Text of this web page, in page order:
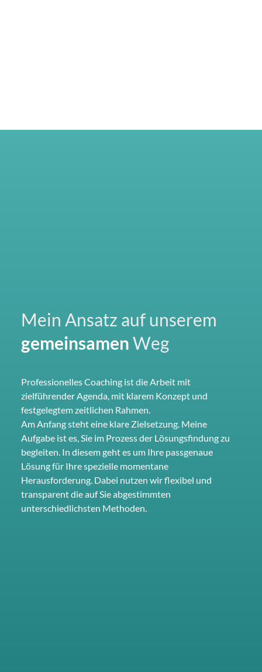
Mein Ansatz auf unserem
gemeinsamenWeg
Professionelles Coaching ist die Arbeit mit
zielführender Agenda, mit klarem Konzept und
festgelegtem zeitlichen Rahmen.
Am Anfang steht eine klare Zielsetzung. Meine
Aufgabe ist es, Sie im Prozess der Lösungsfindung zu
begleiten. In diesem geht es um Ihre passgenaue
Lösung für Ihre spezielle momentane
Herausforderung. Dabei nutzen wir flexibel und
transparent die auf Sie abgestimmten
unterschiedlichsten Methoden.